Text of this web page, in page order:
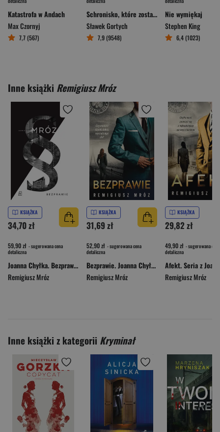
Katastrofa w Andach
Max Czornyj
7,7 (567)
Schronisko, które zostało zapomniane
Sławek Gortych
7,9 (9548)
Nie wymiękaj
Stephen King
6,4 (1023)
Inne książki Remigiusz Mróz
KSIĄŻKA
34,70 zł
59,90 zł - sugerowana cena
detaliczna
Joanna Chyłka. Bezprawie. Wydanie specjalne
Remigiusz Mróz
KSIĄŻKA
31,69 zł
52,90 zł - sugerowana cena
detaliczna
Bezprawie. Joanna Chyłka. Tom 20
Remigiusz Mróz
KSIĄŻKA
29,82 zł
49,90 zł - sugerowana cena
detaliczna
Remigiusz Mróz
Inne książki z kategorii Kryminał